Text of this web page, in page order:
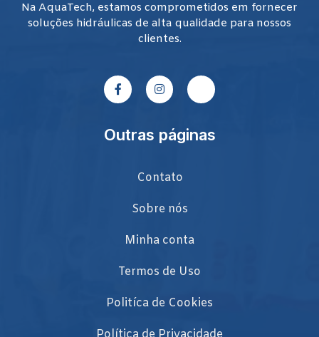
Na AquaTech, estamos comprometidos em fornecer
soluções hidráulicas de alta qualidade para nossos
clientes.
Outras páginas
Contato
Sobre nós
Minha conta
Termos de Uso
Politíca de Cookies